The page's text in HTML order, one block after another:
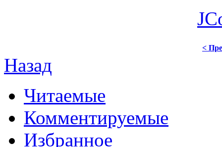
<
Назад
Читаемые
Комментируемые
Избранное